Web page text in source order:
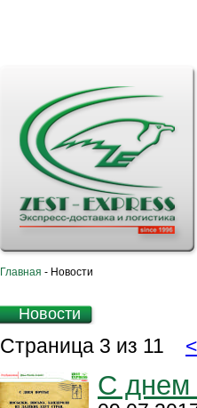
Главная - Новости
Новости
Страница 3 из 11 <
С днем